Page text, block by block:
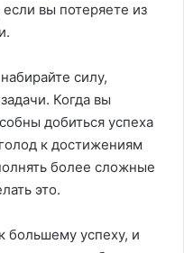
вы потеряете из
силу,
Когда вы
добиться успеха
к достижениям
более сложные
это.
большему успеху, и